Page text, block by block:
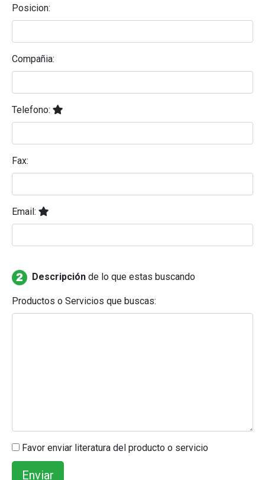
Posicion:
Compañia:
Telefono:
Fax:
Email:
Descripción de lo que estas buscando
Productos o Servicios que buscas:
Favor enviar literatura del producto o servicio